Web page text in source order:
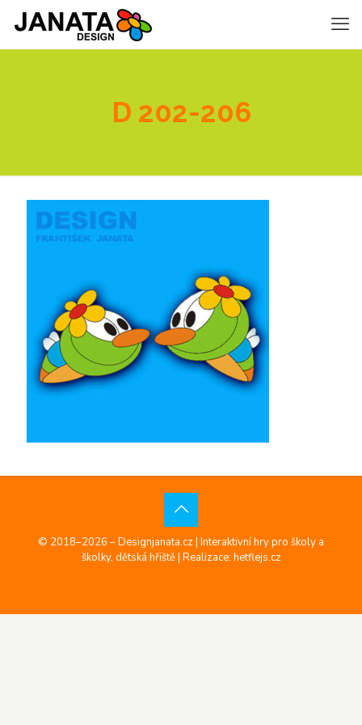
D 202-206
© 2018–2026 – Designjanata.cz | Interaktivní hry pro školy a
školky, dětská hřiště | Realizace: hetflejs.cz